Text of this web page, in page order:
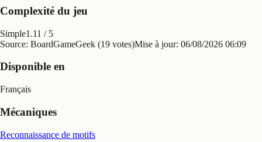
Complexité du jeu
Simple1.11 / 5
Source: BoardGameGeek (19 votes)Mise à jour: 06/08/2026 06:09
Disponible en
Français
Mécaniques
Reconnaissance de motifs